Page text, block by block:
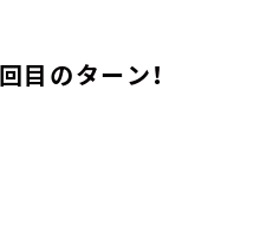
目のターン！